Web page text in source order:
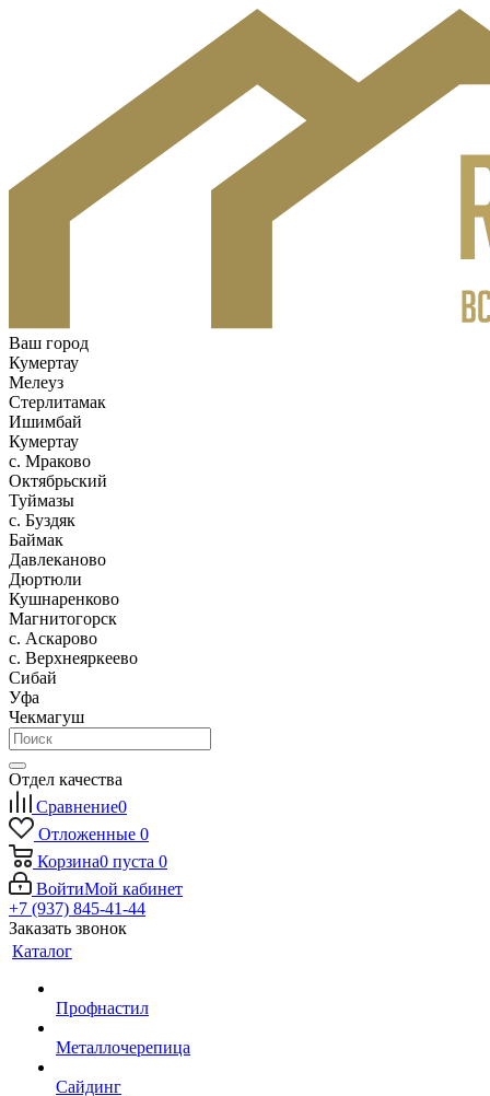
Ваш город
Кумертау
Мелеуз
Стерлитамак
Ишимбай
Кумертау
c. Мраково
Октябрьский
Туймазы
c. Буздяк
Баймак
Давлеканово
Дюртюли
Кушнаренково
Магнитогорск
с. Аскарово
с. Верхнеяркеево
Сибай
Уфа
Чекмагуш
Отдел качества
Сравнение0
Отложенные 0
Корзина0 пуста 0
ВойтиМой кабинет
+7 (937) 845-41-44
Заказать звонок
Каталог
Профнастил
Металлочерепица
Сайдинг